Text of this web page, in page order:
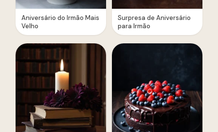
Aniversário do Irmão Mais
Velho
Surpresa de Aniversário
para Irmão